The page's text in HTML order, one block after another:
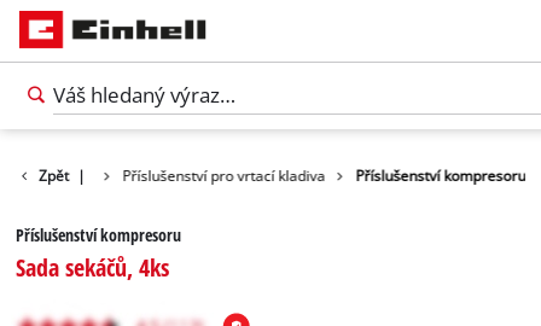
Zpět |
nářadí Příslušenství pro vrtací kladiva Příslušenství kompresoru
Příslušenství kompresoru
Sada sekáčů, 4ks